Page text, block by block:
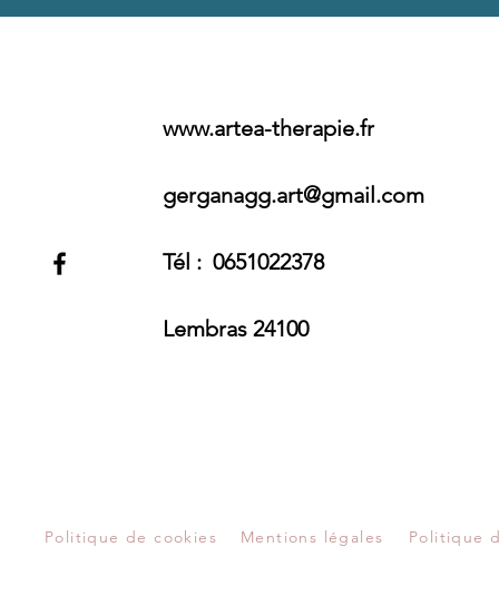
www.artea-therapie.fr
gerganagg.art@gmail.com
Tél : 0651022378
Lembras 24100
Politique de cookies Mentions légales Politique